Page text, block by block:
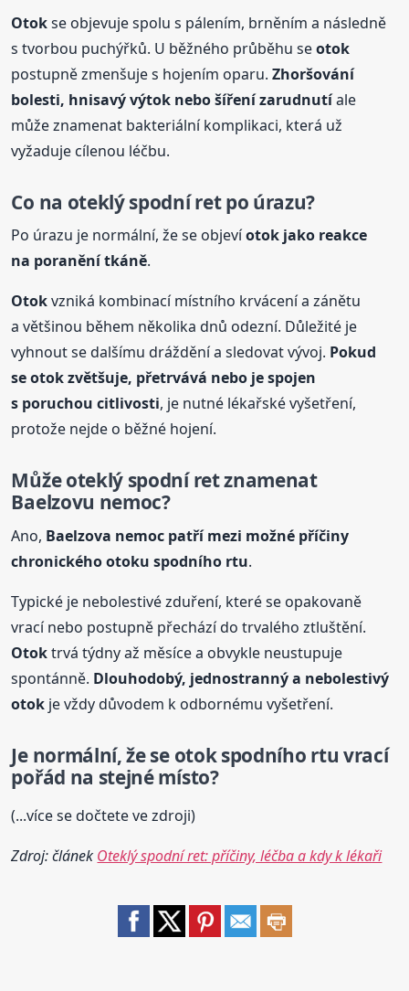
Otokse objevuje spolu s pálením, brněním a následně
s tvorbou puchýřků. U běžného průběhu seotok
postupně zmenšuje s hojením oparu.Zhoršování
bolesti, hnisavý výtok nebo šíření zarudnutíale
může znamenat bakteriální komplikaci, která už
vyžaduje cílenou léčbu.
Co na oteklý spodní ret po úrazu?
Po úrazu je normální, že se objevíotok jako reakce
na poranění tkáně.
Otokvzniká kombinací místního krvácení a zánětu
a většinou během několika dnů odezní. Důležité je
vyhnout se dalšímu dráždění a sledovat vývoj. Pokud
seotokzvětšuje, přetrvává nebo je spojen
s poruchou citlivosti, je nutné lékařské vyšetření,
protože nejde o běžné hojení.
Může oteklý spodní ret znamenat
Baelzovu nemoc?
Ano, Baelzova nemoc patří mezi možné příčiny
chronickéhootoku spodního rtu.
Typické je nebolestivé zduření, které se opakovaně
vrací nebo postupně přechází do trvalého ztluštění.
Otoktrvá týdny až měsíce a obvykle neustupuje
spontánně. Dlouhodobý, jednostranný a nebolestivý
otok je vždy důvodem k odbornému vyšetření.
Je normální, že se otokspodního rtu vrací
pořád na stejné místo?
(...více se dočtete ve zdroji)
Zdroj: článek Oteklý spodní ret: příčiny, léčba a kdy k lékaři